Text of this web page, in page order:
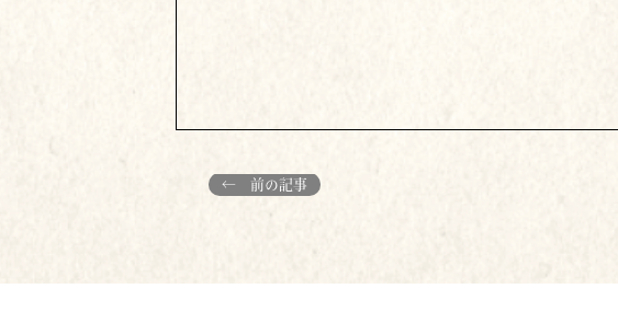
← 前の記事